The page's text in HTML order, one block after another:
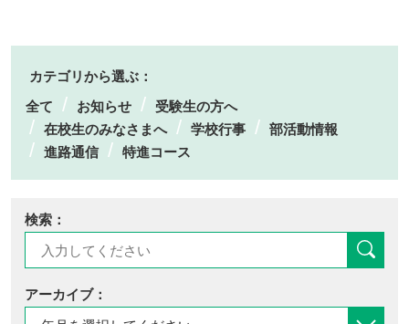
カテゴリから選ぶ：
全て
お知らせ
受験生の方へ
在校生のみなさまへ
学校行事
部活動情報
進路通信
特進コース
検索：
アーカイブ：